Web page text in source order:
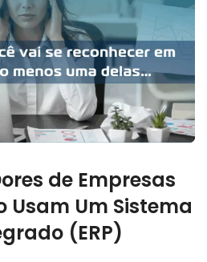
de Empresas
Usam Um Sistema
(ERP)